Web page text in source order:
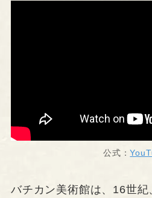
公式：
バチカン美術館は、16世